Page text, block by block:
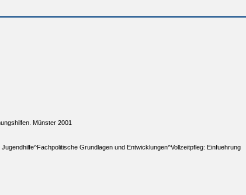
Münster 2001
Grundlagen und Entwicklungen^Vollzeitpfleg: Einfuehrung